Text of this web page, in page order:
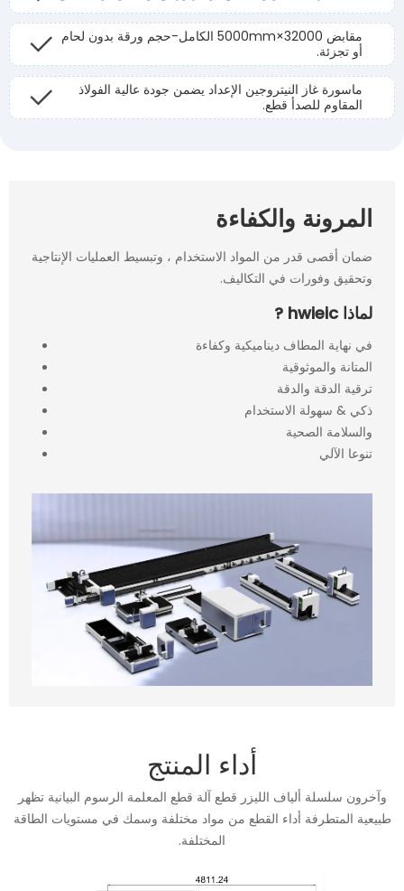
مقابض 32000×5000mm الكامل-حجم ورقة بدون لحام
أو تجزئة.
ماسورة غاز النيتروجين الإعداد يضمن جودة عالية الفولاذ
المقاوم للصدأ قطع.
المرونة والكفاءة
ضمان أقصى قدر من المواد الاستخدام ، وتبسيط العمليات الإنتاجية
وتحقيق وفورات في التكاليف.
لماذا hwieic ?
في نهاية المطاف ديناميكية وكفاءة
المتانة والموثوقية
ترقية الدقة والدقة
ذكي & سهولة الاستخدام
والسلامة الصحية
تنوعا الآلي
أداء المنتج
وآخرون سلسلة ألياف الليزر قطع آلة قطع المعلمة الرسوم البيانية تظهر
طبيعية المتطرفة أداء القطع من مواد مختلفة وسمك في مستويات الطاقة
المختلفة.